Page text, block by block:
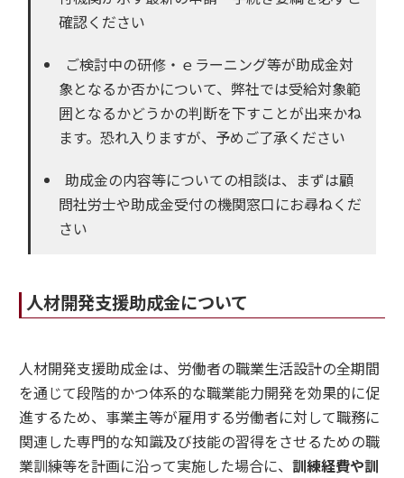
確認ください
ご検討中の研修・ｅラーニング等が助成金対
象となるか否かについて、弊社では受給対象範
囲となるかどうかの判断を下すことが出来かね
ます。恐れ入りますが、予めご了承ください
助成金の内容等についての相談は、まずは顧
問社労士や助成金受付の機関窓口にお尋ねくだ
さい
人材開発支援助成金について
人材開発支援助成金は、労働者の職業生活設計の全期間
を通じて段階的かつ体系的な職業能力開発を効果的に促
進するため、事業主等が雇用する労働者に対して職務に
関連した専門的な知識及び技能の習得をさせるための職
業訓練等を計画に沿って実施した場合に、訓練経費や訓